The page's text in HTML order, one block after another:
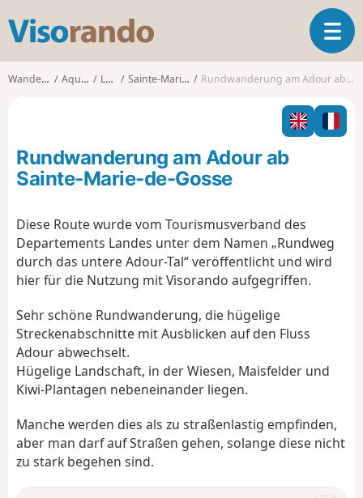
s
o
o
T
o
l
n
t
Wanderungen Aquitanien Landes Sainte-Marie-de-Gosse Rundwanderung am Adour ab Sainte-Marie-de-Gosse
Rundwanderung am Adour ab
Sainte-Marie-de-Gosse
Diese Route wurde vom Tourismusverband des
Departements Landes unter dem Namen „Rundweg
durch das untere Adour-Tal“ veröffentlicht und wird
hier für die Nutzung mit Visorando aufgegriffen.
Sehr schöne Rundwanderung, die hügelige
Streckenabschnitte mit Ausblicken auf den Fluss
Adour abwechselt.
Hügelige Landschaft, in der Wiesen, Maisfelder und
Kiwi-Plantagen nebeneinander liegen.
Manche werden dies als zu straßenlastig empfinden,
aber man darf auf Straßen gehen, solange diese nicht
zu stark begehen sind.